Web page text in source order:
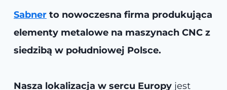
Sabner to nowoczesna firma produkująca
elementy metalowe na maszynach CNC z
siedzibą w południowej Polsce.
Nasza lokalizacja w sercu Europy jest